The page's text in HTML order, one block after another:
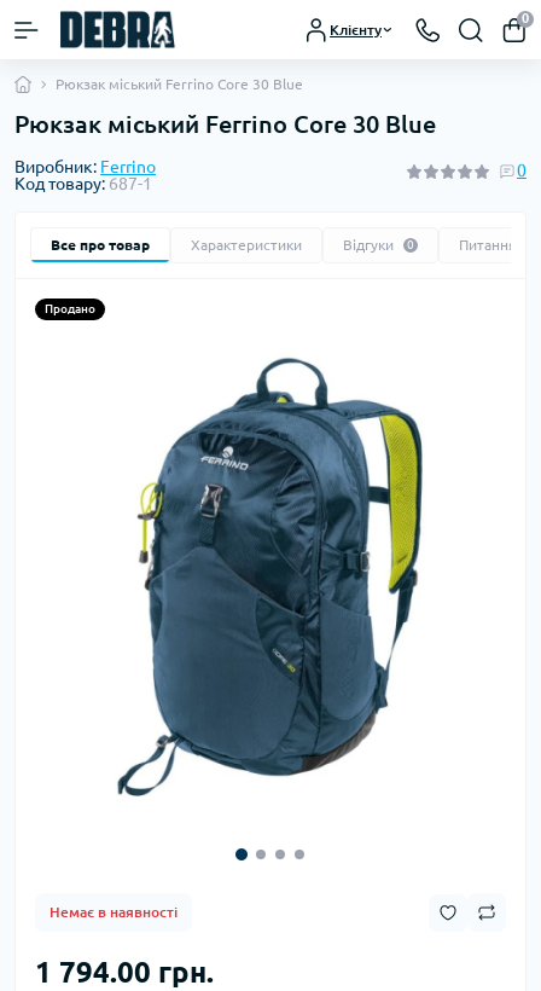
Клієнту
0
Рюкзак міський Ferrino Core 30 Blue
Рюкзак міський Ferrino Core 30 Blue
Виробник: Ferrino
Код товару: 687-1
0
Все про товар Характеристики Відгуки 0 Питання
Продано
Немає в наявності
1 794.00 грн.